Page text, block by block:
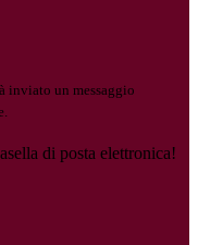
inviato un messaggio
di posta elettronica!